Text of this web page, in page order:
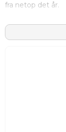
fra netop det år.
- Se mere